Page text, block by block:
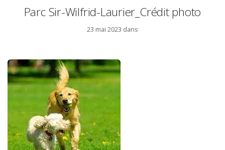
Parc Sir-Wilfrid-Laurier_Crédit photo
23 mai 2023 dans